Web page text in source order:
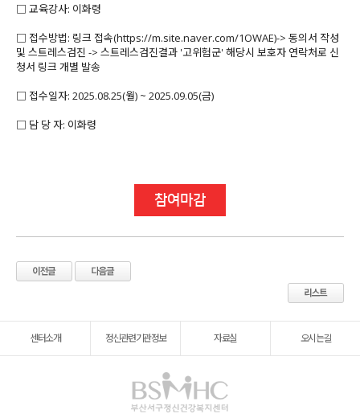
□ 교육강사: 이화령
□ 접수방법: 링크 접속(https://m.site.naver.com/1OWAE)-> 동의서 작성
및 스트레스검진 -> 스트레스검진결과 '고위험군' 해당시 보호자 연락처로 신
청서 링크 개별 발송
□ 접수일자: 2025.08.25(월) ~ 2025.09.05(금)
□ 담 당 자: 이화령
참여마감
센터소개 정신관련기관정보 자료실 오시는길